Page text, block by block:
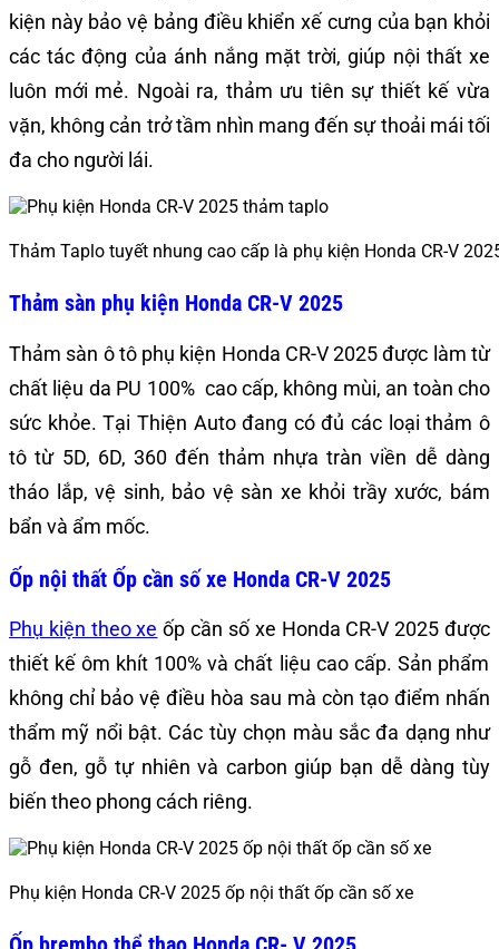
kiện này bảo vệ bảng điều khiển xế cưng của bạn khỏi
các tác động của ánh nắng mặt trời, giúp nội thất xe
luôn mới mẻ. Ngoài ra, thảm ưu tiên sự thiết kế vừa
vặn, không cản trở tầm nhìn mang đến sự thoải mái tối
đa cho người lái.
Thảm Taplo tuyết nhung cao cấp là phụ kiện Honda CR-V
Thảm sàn phụ kiện Honda CR-V 2025
Thảm sàn ô tô phụ kiện Honda CR-V 2025 được làm từ
chất liệu da PU 100% cao cấp, không mùi, an toàn cho
sức khỏe. Tại Thiện Auto đang có đủ các loại thảm ô
tô từ 5D, 6D, 360 đến thảm nhựa tràn viền dễ dàng
tháo lắp, vệ sinh, bảo vệ sàn xe khỏi trầy xước, bám
bẩn và ẩm mốc.
Ốp nội thất Ốp cần số xe Honda CR-V 2025
Phụ kiện theo xe ốp cần số xe Honda CR-V 2025 được
thiết kế ôm khít 100% và chất liệu cao cấp. Sản phẩm
không chỉ bảo vệ điều hòa sau mà còn tạo điểm nhấn
thẩm mỹ nổi bật. Các tùy chọn màu sắc đa dạng như
gỗ đen, gỗ tự nhiên và carbon giúp bạn dễ dàng tùy
biến theo phong cách riêng.
Phụ kiện Honda CR-V 2025 ốp nội thất ốp cần số xe